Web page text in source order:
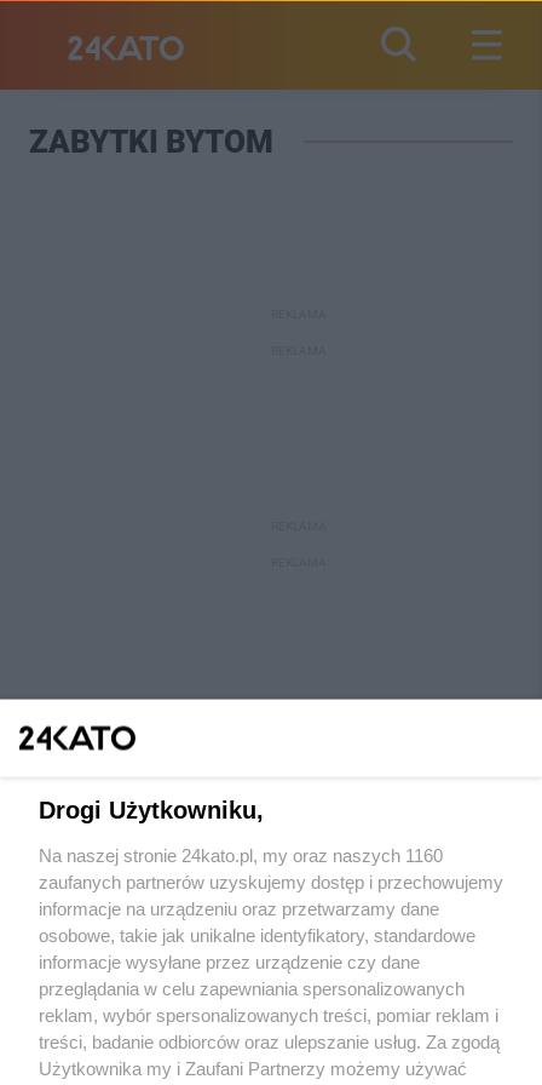
ZABYTKI BYTOM
Wydawca mediów lokalnych
Nie zapomnij
zapoznać się z:
polityką prywatności regulamin korzystania z portali
Twojemiasto Skontaktuj sięz nami
Drogi Użytkowniku,
Na naszej stronie 24kato.pl, my oraz naszych 1160
zaufanych partnerów uzyskujemy dostęp i przechowujemy
informacje na urządzeniu oraz przetwarzamy dane
osobowe, takie jak unikalne identyfikatory, standardowe
informacje wysyłane przez urządzenie czy dane
przeglądania w celu zapewniania spersonalizowanych
reklam, wybór spersonalizowanych treści, pomiar reklam i
treści, badanie odbiorców oraz ulepszanie usług. Za zgodą
Użytkownika my i Zaufani Partnerzy możemy używać